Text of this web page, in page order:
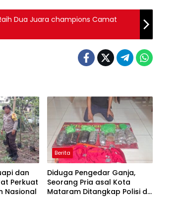
Dua Juara champions Camat
dan
Perkuat
Nasional
Berita
Diduga Pengedar Ganja,
Seorang Pria asal Kota
Mataram Ditangkap Polisi di